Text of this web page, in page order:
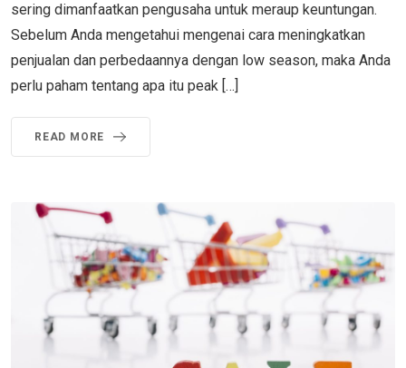
sering dimanfaatkan pengusaha untuk meraup keuntungan.
Sebelum Anda mengetahui mengenai cara meningkatkan
penjualan dan perbedaannya dengan low season, maka Anda
perlu paham tentang apa itu peak […]
READ MORE